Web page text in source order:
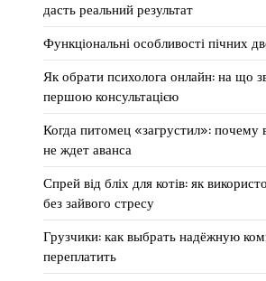
дасть реальний результат
Функціональні особливості пічних
Як обрати психолога онлайн: на що
першою консультацією
Когда питомец «загрустил»: почему
не ждет аванса
Спрей від бліх для котів: як
без зайвого стресу
Грузчики: как выбрать надёжную
переплатить